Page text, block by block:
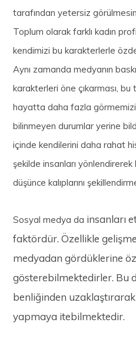
tarafından yetersiz
Toplum olarak farklı kadın
kendimizi bu karakterlerle
Aynı zamanda medyanın
karakterleri öne çıkarması,
hayatta daha fazla
bilinmeyen durumlar yerine
içinde kendilerini daha rahat
şekilde insanları yönlendirerek
düşünce kalıplarını
Sosyal medya da insanları
faktördür. Özellikle
medyadan gördüklerine
gösterebilmektedirler. Bu
benliğinden
yapmaya itebilmektedir.